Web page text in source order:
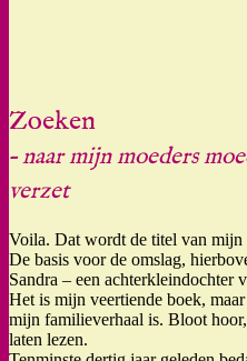
Zoeken
– naar mijn moeders
verzet
Voila. Dat wordt de titel van mijn
De basis voor de omslag,
Sandra – een achterkleindochter
Het is mijn veertiende boek,
mijn familieverhaal is. Bloot
laten lezen.